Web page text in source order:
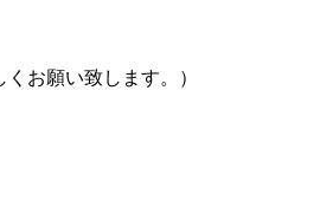
お願い致します。）